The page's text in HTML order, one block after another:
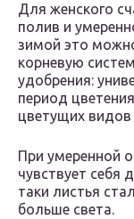
Для женского
полив и
зимой это
корневую
удобрения:
период
цветущих видов
При умеренной
чувствует себя
таки листья
больше света.